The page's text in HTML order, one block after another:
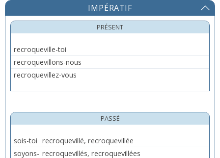
IMPÉRATIF
PRÉSENT
recroqueville-toi
recroquevillons-nous
recroquevillez-vous
PASSÉ
sois-toi recroquevillé, recroquevillée
soyons- recroquevillés, recroquevillées